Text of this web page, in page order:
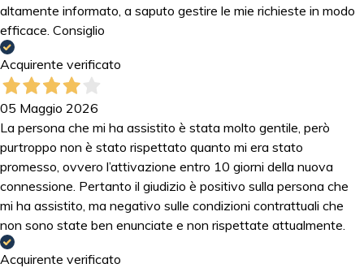
altamente informato, a saputo gestire le mie richieste in modo
efficace. Consiglio
Acquirente verificato
05 Maggio 2026
La persona che mi ha assistito è stata molto gentile, però
purtroppo non è stato rispettato quanto mi era stato
promesso, ovvero l’attivazione entro 10 giorni della nuova
connessione. Pertanto il giudizio è positivo sulla persona che
mi ha assistito, ma negativo sulle condizioni contrattuali che
non sono state ben enunciate e non rispettate attualmente.
Acquirente verificato